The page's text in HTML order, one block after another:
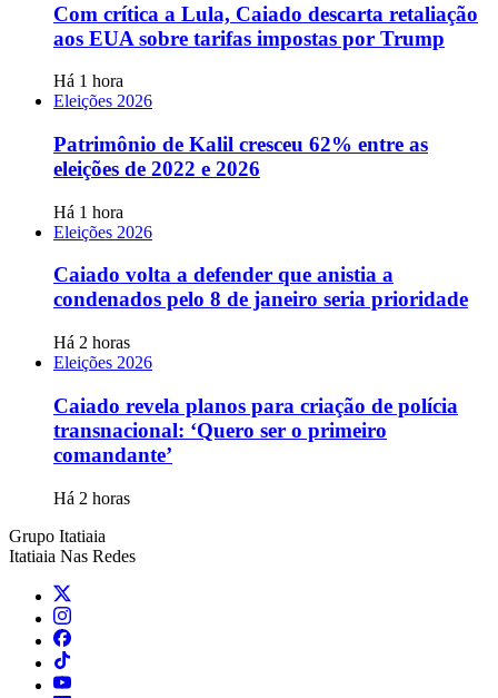
Com crítica a Lula, Caiado descarta retaliação
aos EUA sobre tarifas impostas por Trump
Há 1 hora
Eleições 2026
Patrimônio de Kalil cresceu 62% entre as
eleições de 2022 e 2026
Há 1 hora
Eleições 2026
Caiado volta a defender que anistia a
condenados pelo 8 de janeiro seria prioridade
Há 2 horas
Eleições 2026
Caiado revela planos para criação de polícia
transnacional: ‘Quero ser o primeiro
comandante’
Há 2 horas
Grupo Itatiaia
Itatiaia Nas Redes